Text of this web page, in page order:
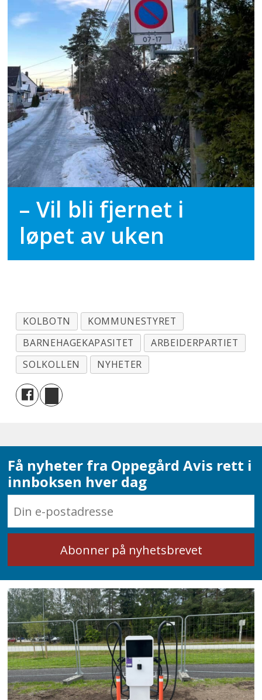
– Vil bli fjernet i
løpet av uken
KOLBOTN
KOMMUNESTYRET
BARNEHAGEKAPASITET
ARBEIDERPARTIET
SOLKOLLEN
NYHETER
Få nyheter fra Oppegård Avis rett i
innboksen hver dag